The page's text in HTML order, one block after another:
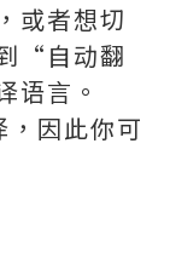
或者想切
“自动翻
语言。
因此你可